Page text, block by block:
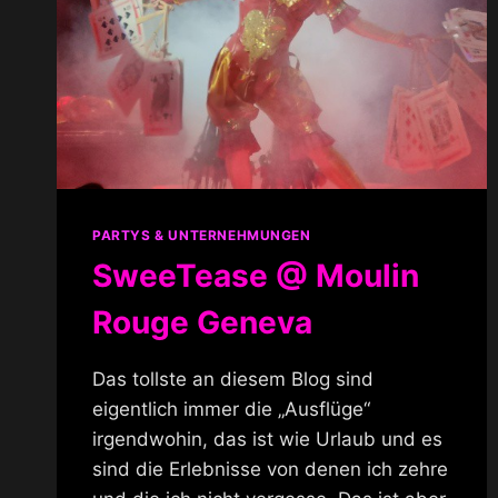
PARTYS & UNTERNEHMUNGEN
SweeTease @ Moulin
Rouge Geneva
Das tollste an diesem Blog sind
eigentlich immer die „Ausflüge“
irgendwohin, das ist wie Urlaub und es
sind die Erlebnisse von denen ich zehre